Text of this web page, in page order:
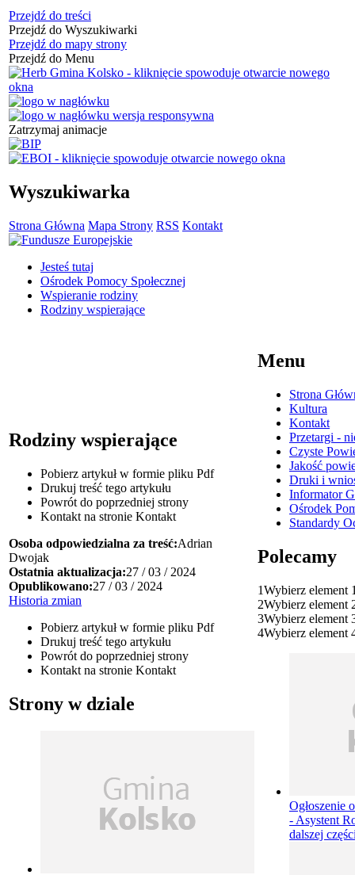
Przejdź do treści
Przejdź do Wyszukiwarki
Przejdź do mapy strony
Przejdź do Menu
Zatrzymaj animacje
Wyszukiwarka
Strona Główna Mapa Strony RSS Kontakt
Jesteś tutaj
Ośrodek Pomocy Społecznej
Wspieranie rodziny
Rodziny wspierające
Rodziny wspierające
Pobierz artykuł w formie pliku Pdf
Drukuj treść tego artykułu
Powrót do poprzedniej strony
Kontakt na stronie Kontakt
Osoba odpowiedzialna za treść:Adrian
Dwojak
Ostatnia aktualizacja:27 / 03 / 2024
Opublikowano:27 / 03 / 2024
Historia zmian
Pobierz artykuł w formie pliku Pdf
Drukuj treść tego artykułu
Powrót do poprzedniej strony
Kontakt na stronie Kontakt
Strony w dziale
Menu
Strona
Kultura
Kontakt
Przetargi -
Czyste
Jakość
Druki i
Informator
Ośrodek
Standardy
Polecamy
1Wybierz element
2Wybierz element
3Wybierz element
4Wybierz element
Ogłoszenie
- Asystent
dalszej